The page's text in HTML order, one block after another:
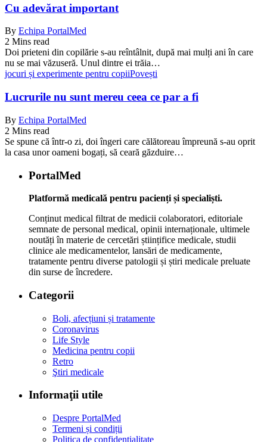
Cu adevărat important
By Echipa PortalMed
2 Mins read
Doi prieteni din copilărie s-au reîntâlnit, după mai mulți ani în care
nu se mai văzuseră. Unul dintre ei trăia…
jocuri și experimente pentru copiiPovești
Lucrurile nu sunt mereu ceea ce par a fi
By Echipa PortalMed
2 Mins read
Se spune că într-o zi, doi îngeri care călătoreau împreună s-au oprit
la casa unor oameni bogați, să ceară găzduire…
PortalMed
Platformă medicală pentru pacienți și specialiști.
Conținut medical filtrat de medicii colaboratori, editoriale
semnate de personal medical, opinii internaționale, ultimele
noutăți în materie de cercetări științifice medicale, studii
clinice ale medicamentelor, lansări de medicamente,
tratamente pentru diverse patologii și știri medicale preluate
din surse de încredere.
Categorii
Boli, afecțiuni și tratamente
Coronavirus
Life Style
Medicina pentru copii
Retro
Ştiri medicale
Informaţii utile
Despre PortalMed
Termeni și condiții
Politica de confidențialitate